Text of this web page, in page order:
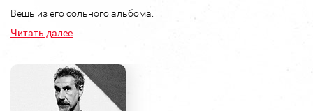
Вещь из его сольного альбома.
Читать далее